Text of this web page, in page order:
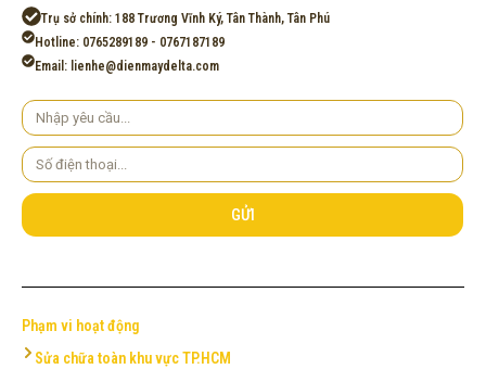
Trụ sở chính: 188 Trương Vĩnh Ký, Tân Thành, Tân Phú
Hotline: 0765289189 - 0767187189
Email: lienhe@dienmaydelta.com
Yêu
cầu
Số
điện
thoại
GỬI
Phạm vi hoạt động
Sửa chữa toàn khu vực TP.HCM